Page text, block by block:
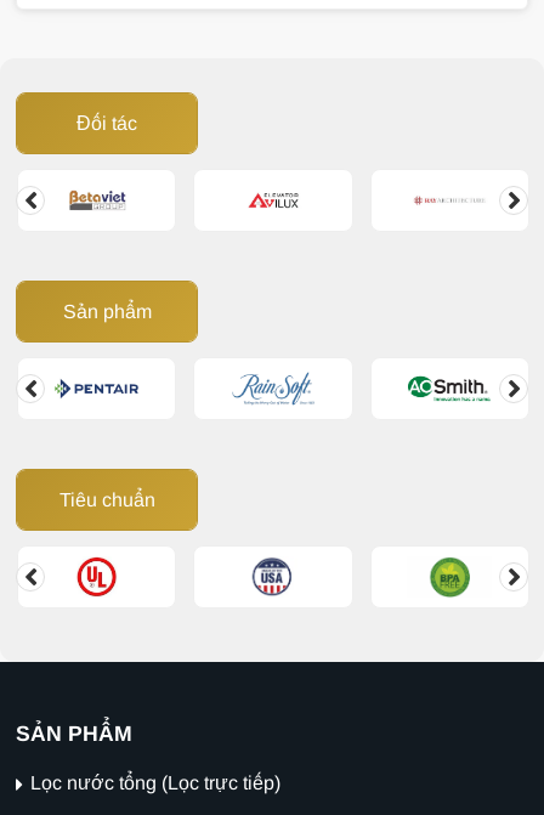
như thế nào và đâu là giải pháp xử lý hiệu quả? Cùng
Giải Pháp Nướctìm hiểu trong bài viết dưới đây.
Đối tác
Sản phẩm
Tiêu chuẩn
SẢN PHẨM
Lọc nước tổng (Lọc trực tiếp)